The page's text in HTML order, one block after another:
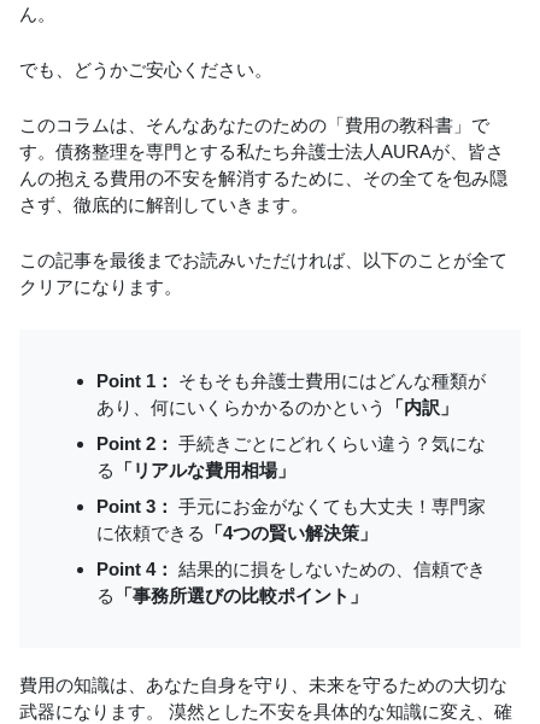
ん。
でも、どうかご安心ください。
このコラムは、そんなあなたのための「費用の教科書」で
す。債務整理を専門とする私たち弁護士法人AURAが、皆さ
んの抱える費用の不安を解消するために、その全てを包み隠
さず、徹底的に解剖していきます。
この記事を最後までお読みいただければ、以下のことが全て
クリアになります。
Point 1：
そもそも弁護士費用にはどんな種類が
あり、何にいくらかかるのかという
「内訳」
Point 2： 手続きごとにどれくらい違う？気にな
る
「リアルな費用相場」
Point 3： 手元にお金がなくても大丈夫！専門家
に依頼できる
「4つの賢い解決策」
Point 4： 結果的に損をしないための、信頼でき
る
「事務所選びの比較ポイント」
費用の知識は、あなた自身を守り、未来を守るための大切な
武器になります。 漠然とした不安を具体的な知識に変え、確